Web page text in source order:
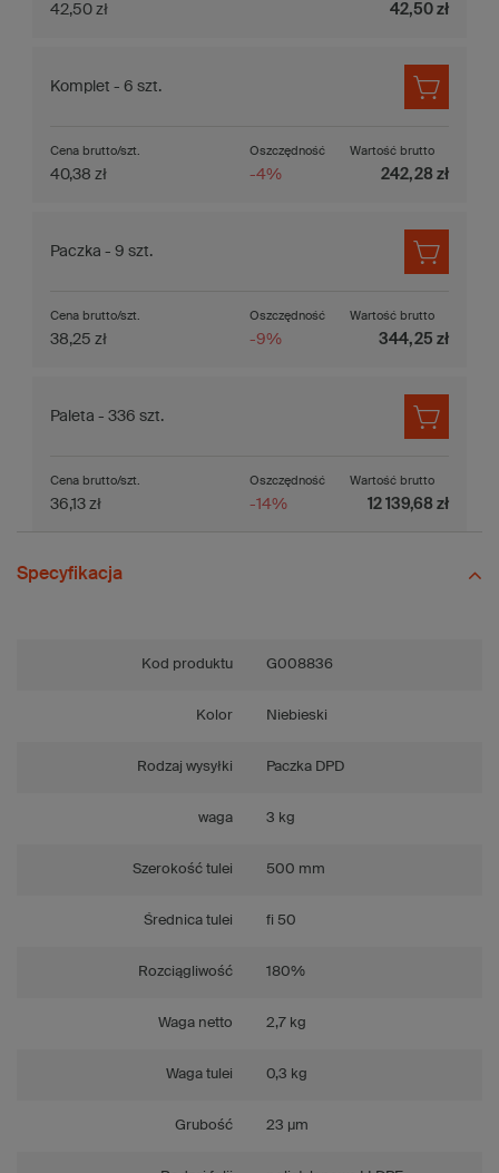
42,50 zł 42,50 zł
Komplet - 6 szt.
Oszczędność
-4%
Cena brutto/szt.
40,38 zł
Wartość brutto
242,28 zł
Paczka - 9 szt.
Oszczędność
-9%
Cena brutto/szt.
38,25 zł
Wartość brutto
344,25 zł
Paleta - 336 szt.
Oszczędność
-14%
Cena brutto/szt.
36,13 zł
Wartość brutto
12 139,68 zł
Specyfikacja
Kod produktu G008836
Kolor Niebieski
Rodzaj wysyłki Paczka DPD
waga 3 kg
Szerokość tulei 500 mm
Średnica tulei fi 50
Rozciągliwość 180%
Waga netto 2,7 kg
Waga tulei 0,3 kg
Grubość 23 µm